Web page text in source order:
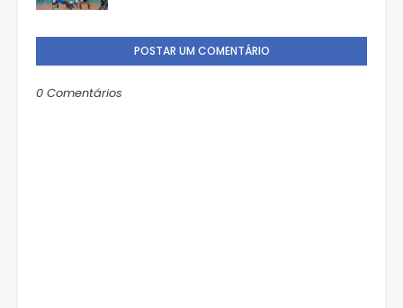
POSTAR UM COMENTÁRIO
0 Comentários